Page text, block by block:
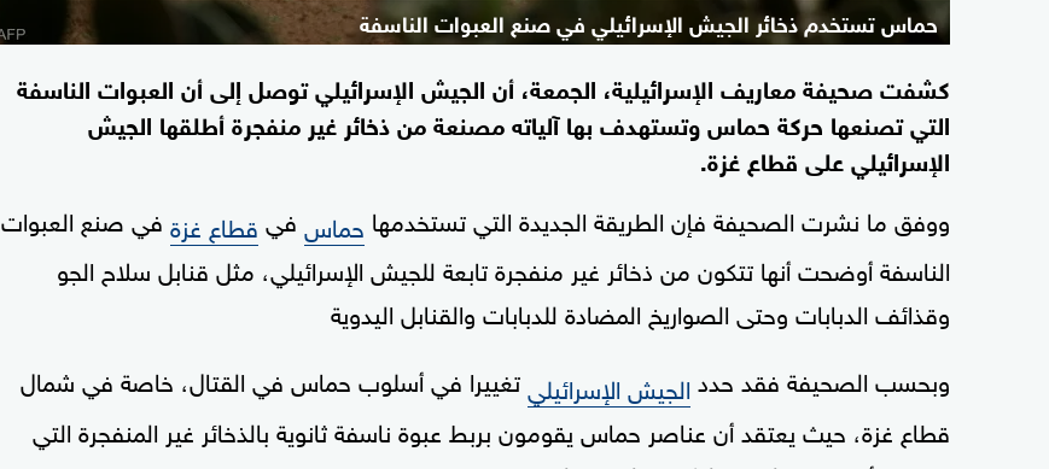
حماس تستخدم ذخائر الجيش الإسرائيلي في صنع العبوات الناسفة
كشفت صحيفة معاريف الإسرائيلية، الجمعة، أن الجيش الإسرائيلي توصل إلى أن العبوات الناسفة
التي تصنعها حركة حماس وتستهدف بها آلياته مصنعة من ذخائر غير منفجرة أطلقها الجيش
الإسرائيلي على قطاع غزة.
ووفق ما نشرت الصحيفة فإن الطريقة الجديدة التي تستخدمها حماس في قطاع غزة في صنع العبوات
الناسفة أوضحت أنها تتكون من ذخائر غير منفجرة تابعة للجيش الإسرائيلي، مثل قنابل سلاح الجو
وقذائف الدبابات وحتى الصواريخ المضادة للدبابات والقنابل اليدوية
وبحسب الصحيفة فقد حدد الجيش الإسرائيليتغييرا في أسلوب حماس في القتال، خاصة في شمال
قطاع غزة، حيث يعتقد أن عناصر حماس يقومون بربط عبوة ناسفة ثانوية بالذخائر غير المنفجرة التي